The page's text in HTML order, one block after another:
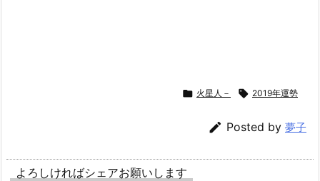
 火星人－  2019年運勢
 Posted by 夢子
よろしければシェアお願いします